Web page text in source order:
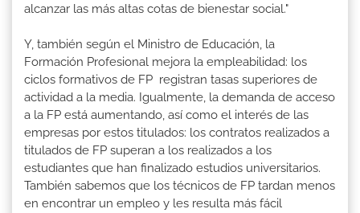
alcanzar las más altas cotas de bienestar social."
Y, también según el Ministro de Educación, la
Formación Profesional mejora la empleabilidad: los
ciclos formativos de FP registran tasas superiores de
actividad a la media. Igualmente, la demanda de acceso
a la FP está aumentando, así como el interés de las
empresas por estos titulados: los contratos realizados a
titulados de FP superan a los realizados a los
estudiantes que han finalizado estudios universitarios.
También sabemos que los técnicos de FP tardan menos
en encontrar un empleo y les resulta más fácil